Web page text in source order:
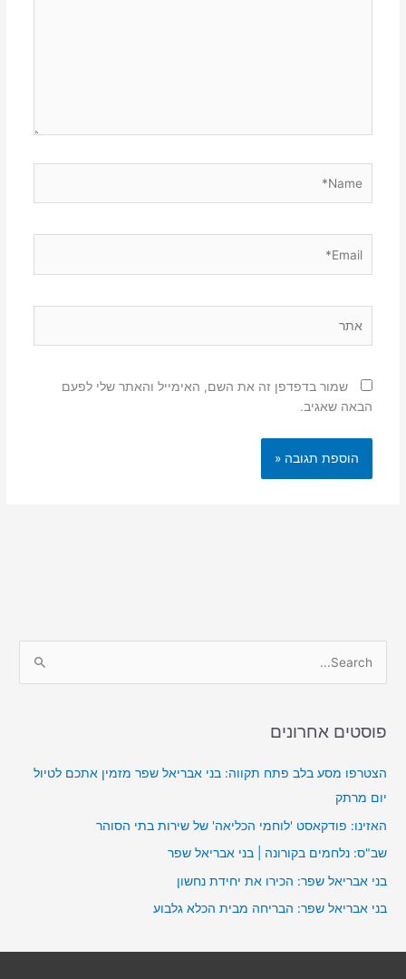
שמור בדפדפן זה את השם, האימייל והאתר שלי לפעם
הבאה שאגיב.
r
r
:
פוסטים אחרונים
הצטרפו מסע בלב פתח תקווה: בני אבריאל שפר מזמין אתכם לטיול
יום מרתק
האזינו: פודקאסט 'לוחמי הכליאה' של שירות בתי הסוהר
שב"ס: נלחמים בקורונה | בני אבריאל שפר
בני אבריאל שפר: הכירו את יחידת נחשון
בני אבריאל שפר: הבריחה מבית הכלא גלבוע